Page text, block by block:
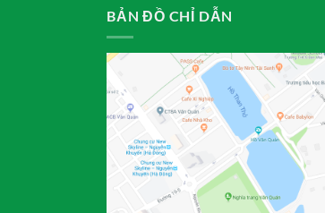
BẢN ĐỒ CHỈ DẪN